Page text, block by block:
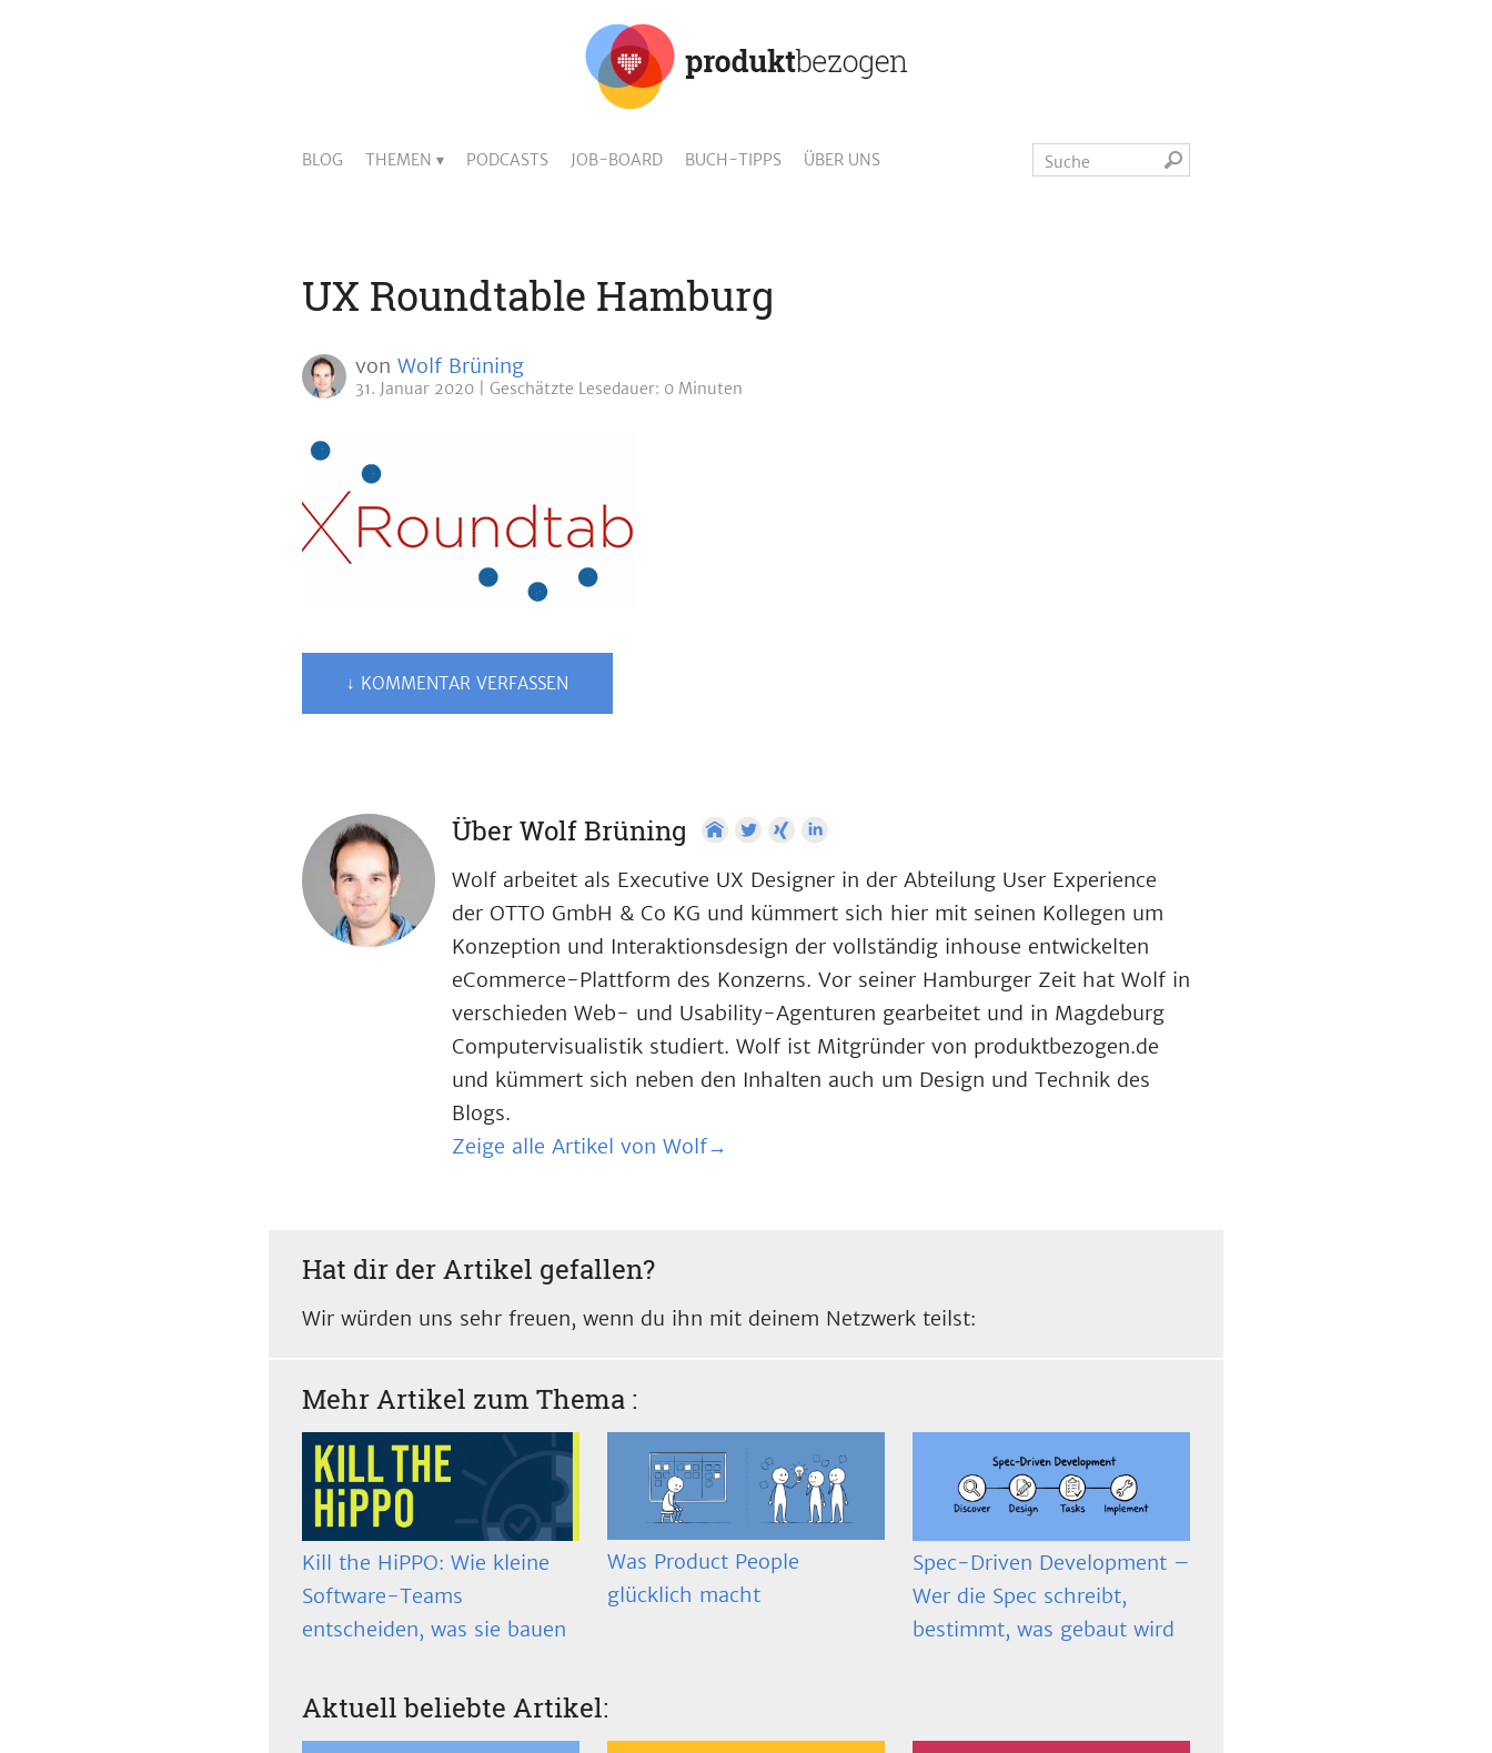
BLOG THEMEN PODCASTS JOB-BOARD BUCH-TIPPS ÜBER UNS
UX Roundtable Hamburg
von Wolf Brüning
31. Januar 2020 Geschätzte Lesedauer: 0 Minuten
↓ KOMMENTAR VERFASSEN
Über Wolf Brüning
Wolf arbeitet als Executive UX Designer in der Abteilung User Experience
der OTTO GmbH & Co KG und kümmert sich hier mit seinen Kollegen um
Konzeption und Interaktionsdesign der vollständig inhouse entwickelten
eCommerce-Plattform des Konzerns. Vor seiner Hamburger Zeit hat Wolf in
verschieden Web- und Usability-Agenturen gearbeitet und in Magdeburg
Computervisualistik studiert. Wolf ist Mitgründer von produktbezogen.de
und kümmert sich neben den Inhalten auch um Design und Technik des
Blogs.
Zeige alle Artikel von Wolf→
Hat dir der Artikel gefallen?
Wir würden uns sehr freuen, wenn du ihn mit deinem Netzwerk teilst:
Mehr Artikel zum Thema :
Kill the HiPPO: Wie kleine
Software-Teams
entscheiden, was sie bauen
Was Product People
glücklich macht
Spec-Driven Development –
Wer die Spec schreibt,
bestimmt, was gebaut wird
Aktuell beliebte Artikel: